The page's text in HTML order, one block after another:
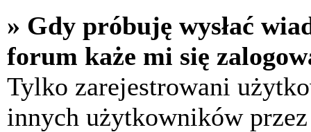
» Gdy próbuję wysłać
forum każe mi się
Tylko zarejestrowani
innych użytkowników